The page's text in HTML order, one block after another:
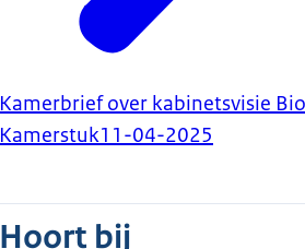
Kamerbrief over kabinetsvisie
Kamerstuk11-04-2025
Hoort bij